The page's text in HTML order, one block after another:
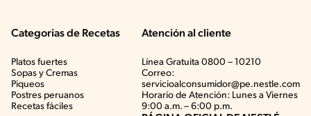
Categorias de Recetas
Platos fuertes
Sopas y Cremas
Piqueos
Postres peruanos
Recetas fáciles
Atención al cliente
Línea Gratuita 0800 – 10210
Correo:
servicioalconsumidor@pe.nestle.com
Horario de Atención: Lunes a Viernes
9:00 a.m. – 6:00 p.m.